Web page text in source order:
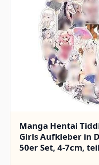
Manga Hentai
Girls Aufkleber in
50er Set, 4-7cm,